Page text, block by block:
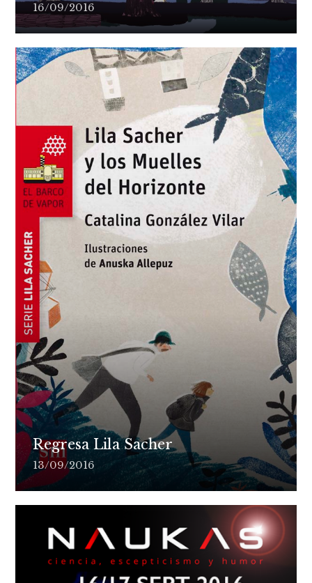
16/09/2016
Regresa Lila Sacher
13/09/2016